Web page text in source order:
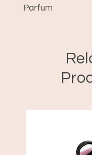
Parfum